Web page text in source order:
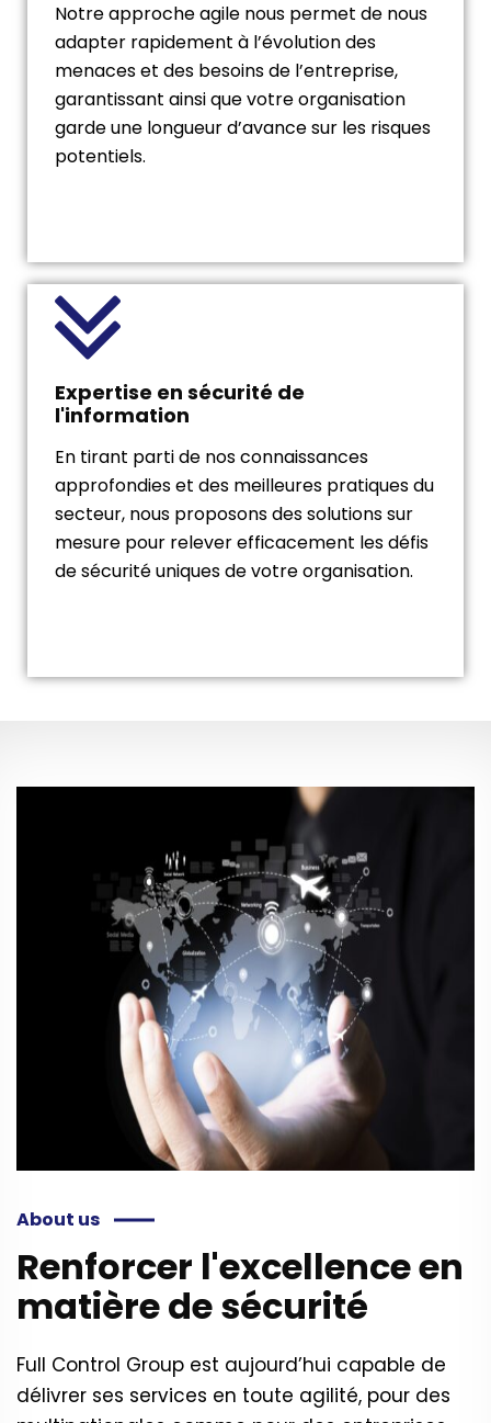
Notre approche agile nous permet de nous
adapter rapidement à l’évolution des
menaces et des besoins de l’entreprise,
garantissant ainsi que votre organisation
garde une longueur d’avance sur les risques
potentiels.
Expertise en sécurité de
l'information
En tirant parti de nos connaissances
approfondies et des meilleures pratiques du
secteur, nous proposons des solutions sur
mesure pour relever efficacement les défis
de sécurité uniques de votre organisation.
About us
Renforcer l'excellence en
matière de sécurité
Full Control Group est aujourd’hui capable de
délivrer ses services en toute agilité, pour des